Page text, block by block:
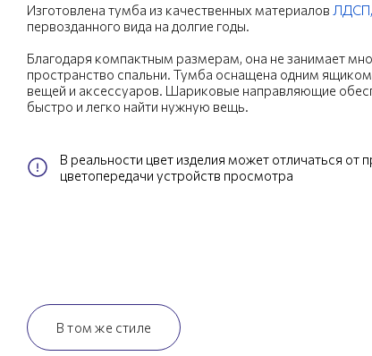
Изготовлена тумба из качественных материалов ЛДСП,
первозданного вида на долгие годы.
Благодаря компактным размерам, она не занимает
пространство спальни. Тумба оснащена одним
вещей и аксессуаров. Шариковые направляющие
быстро и легко найти нужную вещь.
В реальности цвет изделия может отличаться от
цветопередачи устройств просмотра
В том же стиле